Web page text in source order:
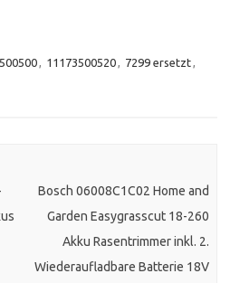
, 11173500520, 7299 ersetzt,
Bosch 06008C1C02 Home and
Garden Easygrasscut 18-260
Akku Rasentrimmer inkl. 2.
Wiederaufladbare Batterie 18V